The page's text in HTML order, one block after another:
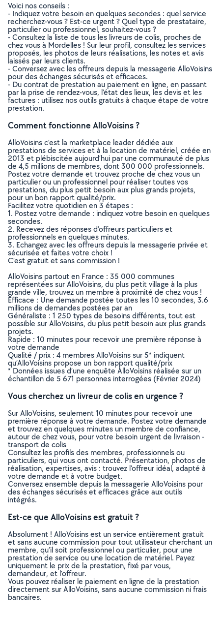
Voici nos conseils :
- Indiquez votre besoin en quelques secondes : quel service
recherchez-vous ? Est-ce urgent ? Quel type de prestataire,
particulier ou professionnel, souhaitez-vous ?
- Consultez la liste de tous les livreurs de colis, proches de
chez vous à Mordelles ! Sur leur profil, consultez les services
proposés, les photos de leurs réalisations, les notes et avis
laissés par leurs clients.
- Conversez avec les offreurs depuis la messagerie AlloVoisins
pour des échanges sécurisés et efficaces.
- Du contrat de prestation au paiement en ligne, en passant
par la prise de rendez-vous, l’état des lieux, les devis et les
factures : utilisez nos outils gratuits à chaque étape de votre
prestation.
Comment fonctionne AlloVoisins ?
AlloVoisins c’est la marketplace leader dédiée aux
prestations de services et à la location de matériel, créée en
2013 et plébiscitée aujourd’hui par une communauté de plus
de 4,5 millions de membres, dont 300 000 professionnels.
Postez votre demande et trouvez proche de chez vous un
particulier ou un professionnel pour réaliser toutes vos
prestations, du plus petit besoin aux plus grands projets,
pour un bon rapport qualité/prix.
Facilitez votre quotidien en 3 étapes :
1. Postez votre demande : indiquez votre besoin en quelques
secondes.
2. Recevez des réponses d’offreurs particuliers et
professionnels en quelques minutes.
3. Echangez avec les offreurs depuis la messagerie privée et
sécurisée et faites votre choix !
C’est gratuit et sans commission !
AlloVoisins partout en France : 35 000 communes
représentées sur AlloVoisins, du plus petit village à la plus
grande ville, trouvez un membre à proximité de chez vous !
Efficace : Une demande postée toutes les 10 secondes, 3.6
millions de demandes postées par an
Généraliste : 1 250 types de besoins différents, tout est
possible sur AlloVoisins, du plus petit besoin aux plus grands
projets.
Rapide : 10 minutes pour recevoir une première réponse à
votre demande
Qualité / prix : 4 membres AlloVoisins sur 5* indiquent
qu’AlloVoisins propose un bon rapport qualité/prix
* Données issues d’une enquête AlloVoisins réalisée sur un
échantillon de 5 671 personnes interrogées (Février 2024)
Vous cherchez un livreur de colis en urgence ?
Sur AlloVoisins, seulement 10 minutes pour recevoir une
première réponse à votre demande. Postez votre demande
et trouvez en quelques minutes un membre de confiance,
autour de chez vous, pour votre besoin urgent de livraison -
transport de colis
Consultez les profils des membres, professionnels ou
particuliers, qui vous ont contacté. Présentation, photos de
réalisation, expertises, avis : trouvez l'offreur idéal, adapté à
votre demande et à votre budget.
Conversez ensemble depuis la messagerie AlloVoisins pour
des échanges sécurisés et efficaces grâce aux outils
intégrés.
Est-ce que AlloVoisins est gratuit ?
Absolument ! AlloVoisins est un service entièrement gratuit
et sans aucune commission pour tout utilisateur cherchant un
membre, qu’il soit professionnel ou particulier, pour une
prestation de service ou une location de matériel. Payez
uniquement le prix de la prestation, fixé par vous,
demandeur, et l’offreur.
Vous pouvez réaliser le paiement en ligne de la prestation
directement sur AlloVoisins, sans aucune commission ni frais
bancaires.